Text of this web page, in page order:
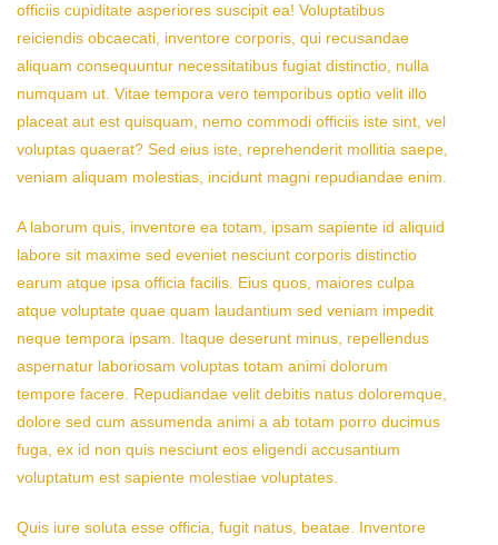
officiis cupiditate asperiores suscipit ea! Voluptatibus
reiciendis obcaecati, inventore corporis, qui recusandae
aliquam consequuntur necessitatibus fugiat distinctio, nulla
numquam ut. Vitae tempora vero temporibus optio velit illo
placeat aut est quisquam, nemo commodi officiis iste sint, vel
voluptas quaerat? Sed eius iste, reprehenderit mollitia saepe,
veniam aliquam molestias, incidunt magni repudiandae enim.
A laborum quis, inventore ea totam, ipsam sapiente id aliquid
labore sit maxime sed eveniet nesciunt corporis distinctio
earum atque ipsa officia facilis. Eius quos, maiores culpa
atque voluptate quae quam laudantium sed veniam impedit
neque tempora ipsam. Itaque deserunt minus, repellendus
aspernatur laboriosam voluptas totam animi dolorum
tempore facere. Repudiandae velit debitis natus doloremque,
dolore sed cum assumenda animi a ab totam porro ducimus
fuga, ex id non quis nesciunt eos eligendi accusantium
voluptatum est sapiente molestiae voluptates.
Quis iure soluta esse officia, fugit natus, beatae. Inventore